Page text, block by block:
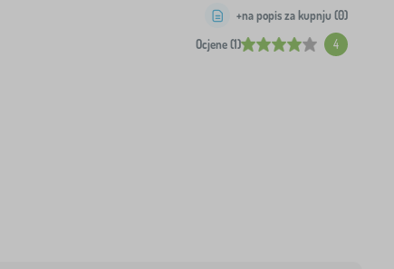
Ocjene (1) 4
+na popis za kupnju (0)